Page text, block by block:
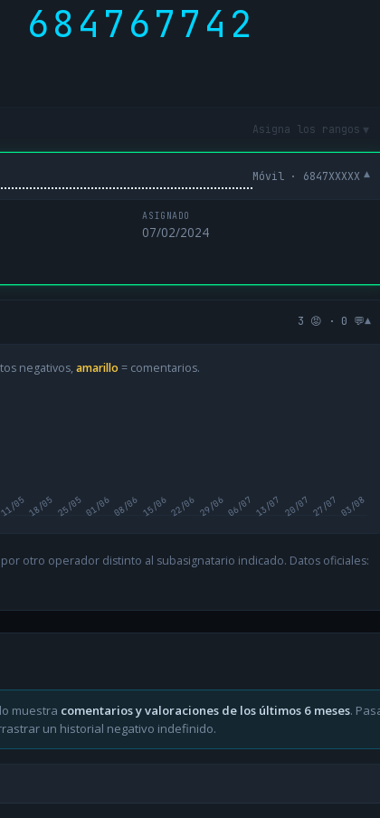
684767742
Asigna los rangos ▾
Móvil · 6847XXXXX ▾
ASIGNADO
07/02/2024
3 😡 · 0 💬▾
negativos, amarillo = comentarios.
11/0518/05 25/0501/0608/06 15/0622/06 29/0606/07 13/07 20/07 27/07 03/08
otro operador distinto al subasignatario indicado. Datos oficiales:
muestra comentarios y valoraciones de los últimos 6 meses.
un historial negativo indefinido.